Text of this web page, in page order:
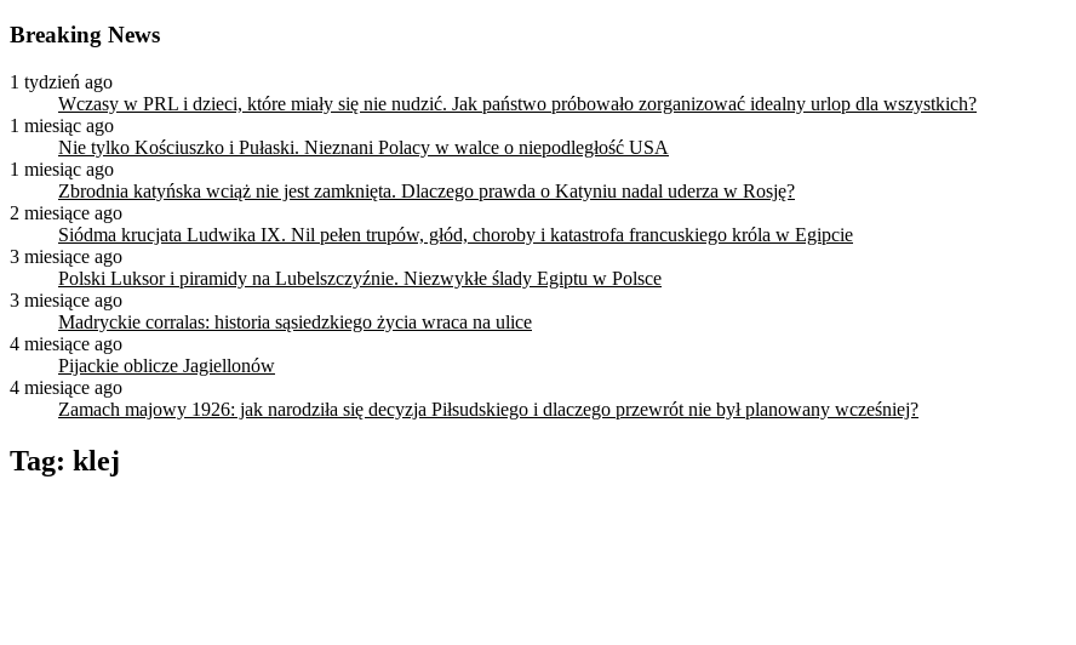
Breaking News
1 tydzień ago
Wczasy w PRL i dzieci, które miały się nie nudzić. Jak państwo próbowało zorganizować idealny urlop dla wszystkich?
1 miesiąc ago
Nie tylko Kościuszko i Pułaski. Nieznani Polacy w walce o niepodległość USA
1 miesiąc ago
Zbrodnia katyńska wciąż nie jest zamknięta. Dlaczego prawda o Katyniu nadal uderza w Rosję?
2 miesiące ago
Siódma krucjata Ludwika IX. Nil pełen trupów, głód, choroby i katastrofa francuskiego króla w Egipcie
3 miesiące ago
Polski Luksor i piramidy na Lubelszczyźnie. Niezwykłe ślady Egiptu w Polsce
3 miesiące ago
Madryckie corralas: historia sąsiedzkiego życia wraca na ulice
4 miesiące ago
Pijackie oblicze Jagiellonów
4 miesiące ago
Zamach majowy 1926: jak narodziła się decyzja Piłsudskiego i dlaczego przewrót nie był planowany wcześniej?
Tag: klej